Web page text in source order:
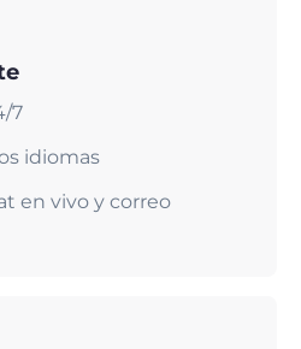
7
idiomas
en vivo y correo